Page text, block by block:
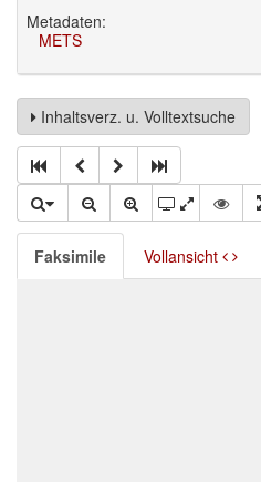
Metadaten:
METS
Inhaltsverz. u. Volltextsuche
Faksimile Vollansicht